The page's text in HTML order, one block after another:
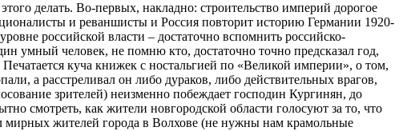
делать. Во-первых, накладно: строительство империй дорогое
и реваншисты и Россия повторит историю Германии 1920-
российской власти – достаточно вспомнить российско-
умный человек, не помню кто, достаточно точно предсказал год,
куча книжек с ностальгией по «Великой империи», о том,
а расстреливал он либо дураков, либо действительных врагов,
зрителей) неизменно побеждает господин Кургинян, до
смотреть, как жители новгородской области голосуют за то, что
жителей города в Волхове (не нужны нам крамольные